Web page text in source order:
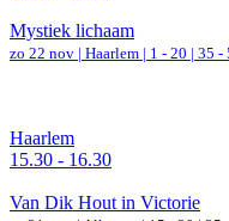
Mystiek lichaam
zo 22 nov | Haarlem | 1 - 20 | 35 -
Haarlem
15.30 - 16.30
Van Dik Hout in Victorie